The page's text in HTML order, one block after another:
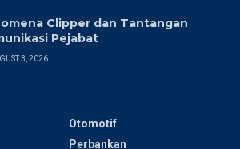
Clipper dan Tantangan
Pejabat
3, 2026
Otomotif
Perbankan